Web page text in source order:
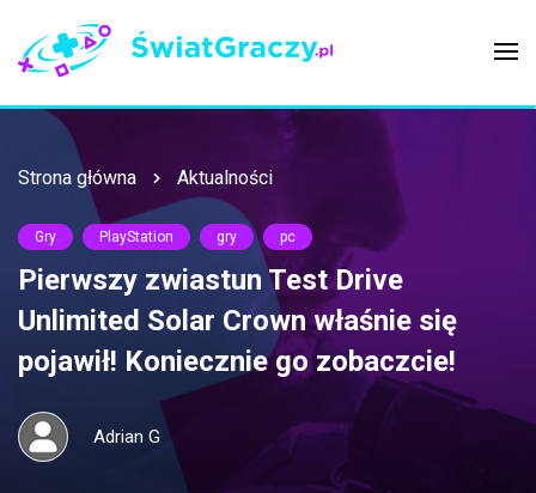
Strona główna Aktualności
Gry PlayStation gry pc
Pierwszy zwiastun Test Drive
Unlimited Solar Crown właśnie się
pojawił! Koniecznie go zobaczcie!
Adrian G